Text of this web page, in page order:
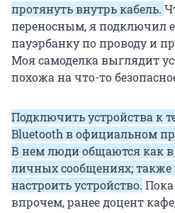
протянуть внутрь кабель.
переносным, я подключил
пауэрбанку по проводу и
Моя самоделка выглядит
похожа на что-то
Подключить устройства к
Bluetooth в официальном
В нем люди общаются как в
личных сообщениях; также
настроить устройство. Пока
впрочем, ранее доцент